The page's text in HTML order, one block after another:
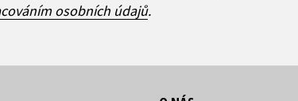
osobních údajů.